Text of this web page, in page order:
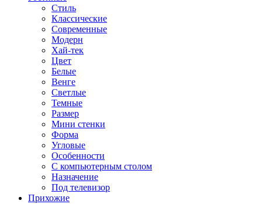
Стиль
Классические
Современные
Модерн
Хай-тек
Цвет
Белые
Венге
Светлые
Темные
Размер
Мини стенки
Форма
Угловые
Особенности
С компьютерным столом
Назначение
Под телевизор
Прихожие